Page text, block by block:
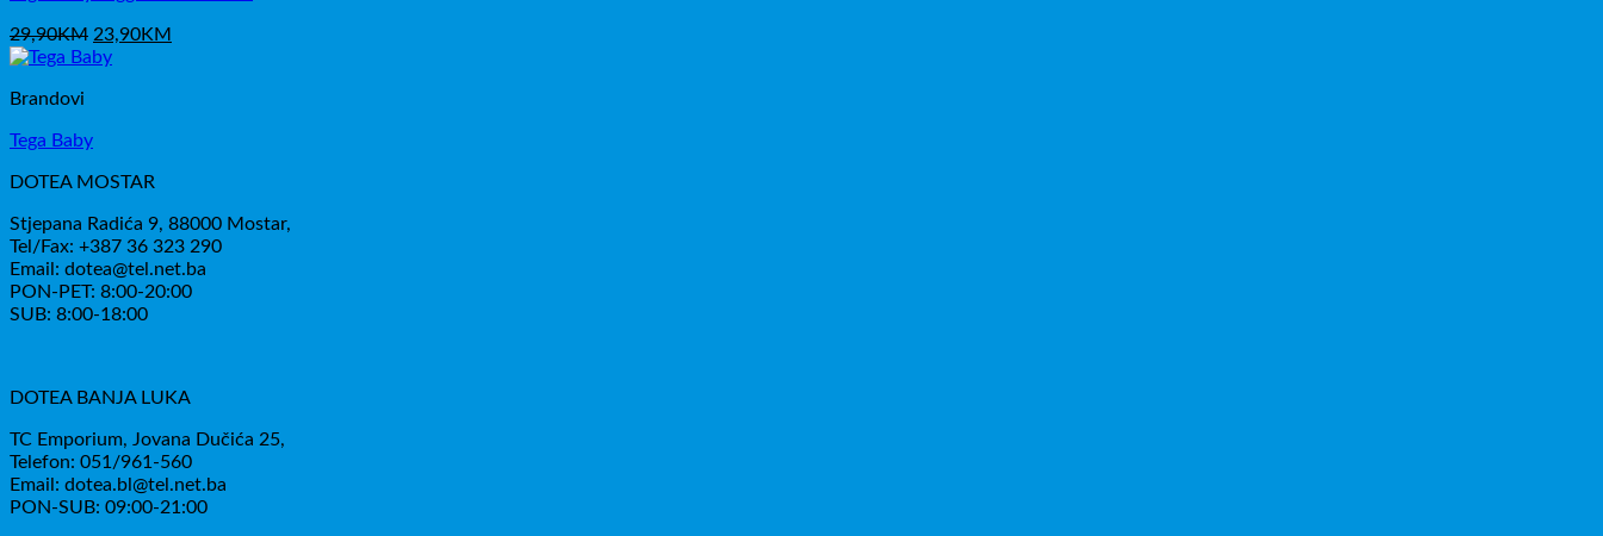
29,90KM Izvorna
cijena
23,90KM
Brandovi
Tega Baby
DOTEA MOSTAR
Stjepana Radića 9, 88000 Mostar,
Tel/Fax: +387 36 323 290
Email: dotea@tel.net.ba
PON-PET: 8:00-20:00
SUB: 8:00-18:00
DOTEA BANJA LUKA
TC Emporium, Jovana Dučića 25,
Telefon: 051/961-560
Email: dotea.bl@tel.net.ba
PON-SUB: 09:00-21:00